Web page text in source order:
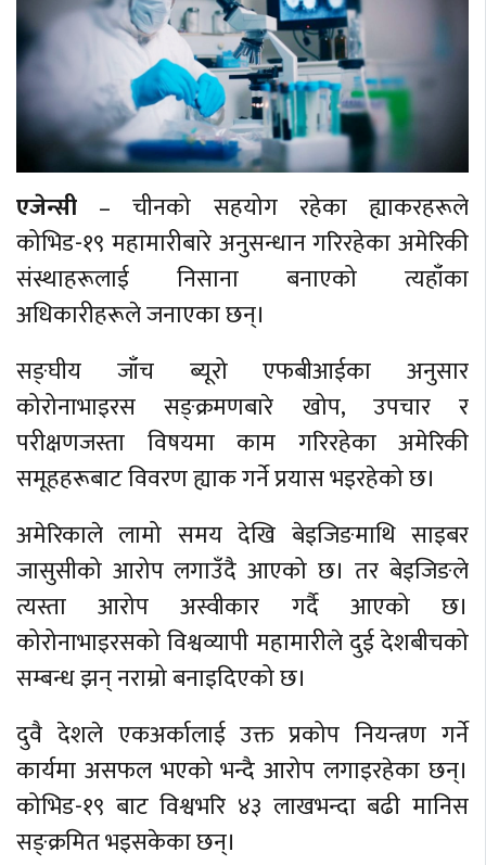
एजेन्सी – चीनको सहयोग रहेका ह्याकरहरूले
कोभिड-१९ महामारीबारे अनुसन्धान गरिरहेका अमेरिकी
संस्थाहरूलाई निसाना बनाएको त्यहाँका
अधिकारीहरूले जनाएका छन्।
सङ्घीय जाँच ब्यूरो एफबीआईका अनुसार
कोरोनाभाइरस सङ्क्रमणबारे खोप, उपचार र
परीक्षणजस्ता विषयमा काम गरिरहेका अमेरिकी
समूहहरूबाट विवरण ह्याक गर्ने प्रयास भइरहेको छ।
अमेरिकाले लामो समय देखि बेइजिङमाथि साइबर
जासुसीको आरोप लगाउँदै आएको छ। तर बेइजिङले
त्यस्ता आरोप अस्वीकार गर्दै आएको छ।
कोरोनाभाइरसको विश्वव्यापी महामारीले दुई देशबीचको
सम्बन्ध झन् नराम्रो बनाइदिएको छ।
दुवै देशले एकअर्कालाई उक्त प्रकोप नियन्त्रण गर्ने
कार्यमा असफल भएको भन्दै आरोप लगाइरहेका छन्।
कोभिड-१९ बाट विश्वभरि ४३ लाखभन्दा बढी मानिस
सङ्क्रमित भइसकेका छन्।